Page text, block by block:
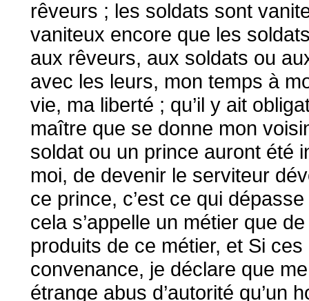
rêveurs ; les soldats sont
vaniteux encore que les
aux rêveurs, aux soldats ou
avec les leurs, mon temps à
vie, ma liberté ; qu’il y ait
maître que se donne mon
soldat ou un prince auront été
moi, de devenir le serviteur
ce prince, c’est ce qui
cela s’appelle un métier que
produits de ce métier, et Si
convenance, je déclare que
étrange abus d’autorité qu’un